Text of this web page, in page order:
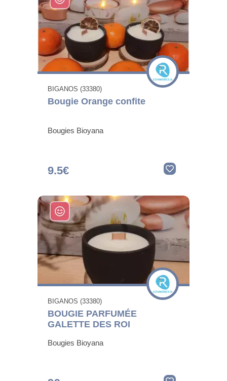
BIGANOS (33380)
Bougie Orange confite
Bougies Bioyana
9.5€
BIGANOS (33380)
BOUGIE PARFUMÉE
GALETTE DES ROI
Bougies Bioyana